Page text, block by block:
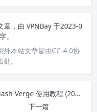
章，由 VPNBay 于2023-0
。
外本站文章皆由CC-4.0协
。
Clash Verge 使用教程 (2024年11月13日更新)
下一篇